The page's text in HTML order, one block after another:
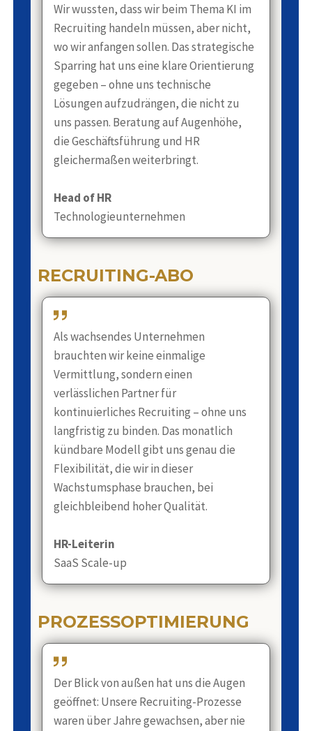
Wir wussten, dass wir beim Thema KI im
Recruiting handeln müssen, aber nicht,
wo wir anfangen sollen. Das strategische
Sparring hat uns eine klare Orientierung
gegeben – ohne uns technische
Lösungen aufzudrängen, die nicht zu
uns passen. Beratung auf Augenhöhe,
die Geschäftsführung und HR
gleichermaßen weiterbringt.
Head of HR
Technologieunternehmen
RECRUITING-ABO
Als wachsendes Unternehmen
brauchten wir keine einmalige
Vermittlung, sondern einen
verlässlichen Partner für
kontinuierliches Recruiting – ohne uns
langfristig zu binden. Das monatlich
kündbare Modell gibt uns genau die
Flexibilität, die wir in dieser
Wachstumsphase brauchen, bei
gleichbleibend hoher Qualität.
HR-Leiterin
SaaS Scale-up
PROZESSOPTIMIERUNG
Der Blick von außen hat uns die Augen
geöffnet: Unsere Recruiting-Prozesse
waren über Jahre gewachsen, aber nie